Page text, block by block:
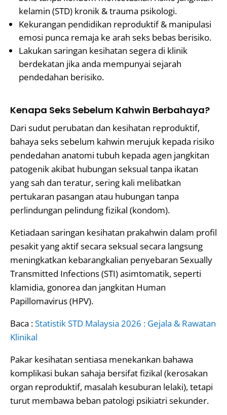
kelamin (STD) kronik & trauma psikologi.
Kekurangan pendidikan reproduktif & manipulasi
emosi punca remaja ke arah seks bebas berisiko.
Lakukan saringan kesihatan segera di klinik
berdekatan jika anda mempunyai sejarah
pendedahan berisiko.
Kenapa Seks Sebelum Kahwin Berbahaya?
Dari sudut perubatan dan kesihatan reproduktif,
bahaya seks sebelum kahwin merujuk kepada risiko
pendedahan anatomi tubuh kepada agen jangkitan
patogenik akibat hubungan seksual tanpa ikatan
yang sah dan teratur, sering kali melibatkan
pertukaran pasangan atau hubungan tanpa
perlindungan pelindung fizikal (kondom).
Ketiadaan saringan kesihatan prakahwin dalam profil
pesakit yang aktif secara seksual secara langsung
meningkatkan kebarangkalian penyebaran Sexually
Transmitted Infections (STI) asimtomatik, seperti
klamidia, gonorea dan jangkitan Human
Papillomavirus (HPV).
Baca :Statistik STD Malaysia 2026 : Gejala & Rawatan
Klinikal
Pakar kesihatan sentiasa menekankan bahawa
komplikasi bukan sahaja bersifat fizikal (kerosakan
organ reproduktif, masalah kesuburan lelaki), tetapi
turut membawa beban patologi psikiatri sekunder.